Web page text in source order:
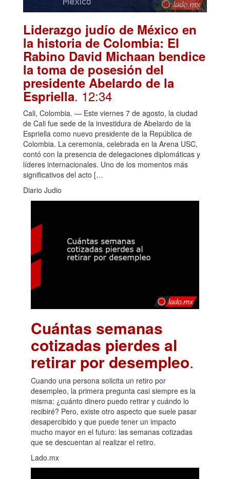
Liderazgo judío de México en
la historia de Colombia: El
Rabino David Michaan bendice
la toma de posesión del
presidente Abelardo de la
Espriella. 12:34
Cali, Colombia. — Este viernes 7 de agosto, la ciudad
de Cali fue sede de la investidura de Abelardo de la
Espriella como nuevo presidente de la República de
Colombia. La ceremonia, celebrada en la Arena USC,
contó con la presencia de delegaciones diplomáticas y
líderes internacionales. Uno de los momentos más
significativos del acto […
Diario Judio
Cuántas semanas
cotizadas pierdes al
retirar por desempleo.
Cuando una persona solicita un retiro por
desempleo, la primera pregunta casi siempre es la
misma: ¿cuánto dinero puedo retirar y cuándo lo
recibiré? Pero, existe otro aspecto que suele pasar
desapercibido y que puede tener un impacto
mucho mayor en el futuro: las semanas cotizadas
que se descuentan al realizar el retiro.
Lado.mx